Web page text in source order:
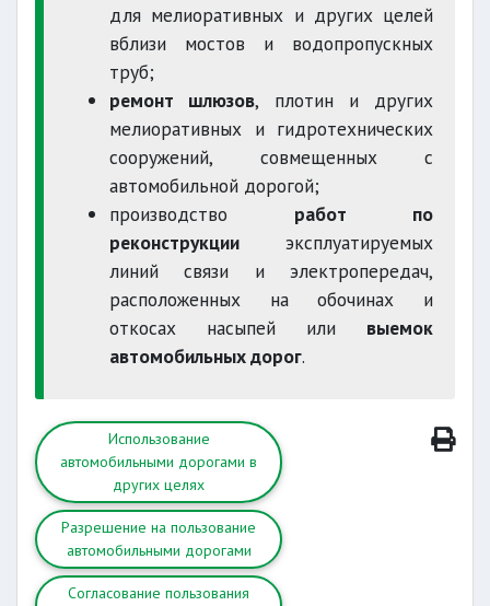
для мелиоративных и других целей
вблизи мостов и водопропускных
труб;
ремонт шлюзов, плотин и других
мелиоративных и гидротехнических
сооружений, совмещенных с
автомобильной дорогой;
производство работ по
реконструкции эксплуатируемых
линий связи и электропередач,
расположенных на обочинах и
откосах насыпей или выемок
автомобильных дорог.
Использование
автомобильными дорогами в
других целях
Разрешение на пользование
автомобильными дорогами
Согласование пользования